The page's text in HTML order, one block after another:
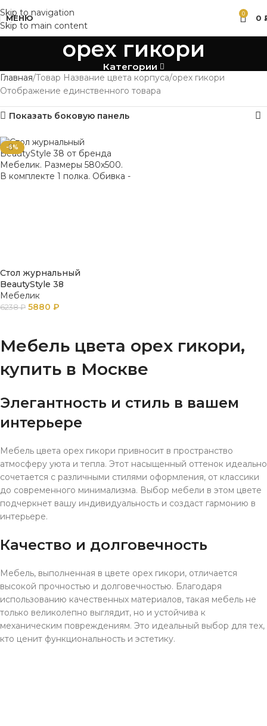
Skip to navigation
Skip to main content
МЕНЮ 0 0
орех гикори
Категории
Главная Товар Название цвета корпуса орех гикори
Отображение единственного товара
Показать боковую панель
-6%
Стол журнальный
BeautyStyle 38
Мебелик
6238₽ 5880 ₽
Мебель цвета орех гикори,
купить в Москве
Элегантность и стиль в вашем
интерьере
Мебель цвета орех гикори привносит в пространство
атмосферу уюта и тепла. Этот насыщенный оттенок идеально
сочетается с различными стилями оформления, от классики
до современного минимализма. Выбор мебели в этом цвете
подчеркнет вашу индивидуальность и создаст гармонию в
интерьере.
Качество и долговечность
Мебель, выполненная в цвете орех гикори, отличается
высокой прочностью и долговечностью. Благодаря
использованию качественных материалов, такая мебель не
только великолепно выглядит, но и устойчива к
механическим повреждениям. Это идеальный выбор для тех,
кто ценит функциональность и эстетику.